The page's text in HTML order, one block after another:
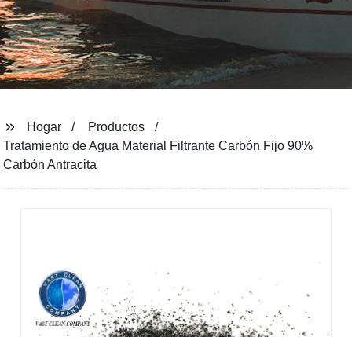
Hogar
Productos
Tratamiento de Agua Material Filtrante Carbón Fijo 90%
Carbón Antracita